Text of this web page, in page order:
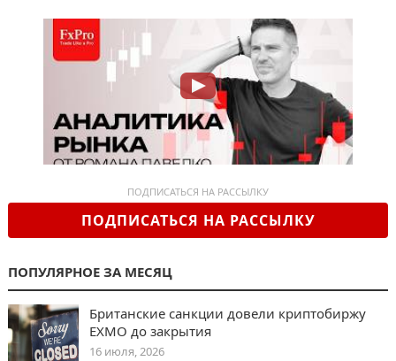
ПОДПИСАТЬСЯ НА РАССЫЛКУ
ПОДПИСАТЬСЯ НА РАССЫЛКУ
ПОПУЛЯРНОЕ ЗА МЕСЯЦ
Британские санкции довели криптобиржу
EXMO до закрытия
16 июля, 2026